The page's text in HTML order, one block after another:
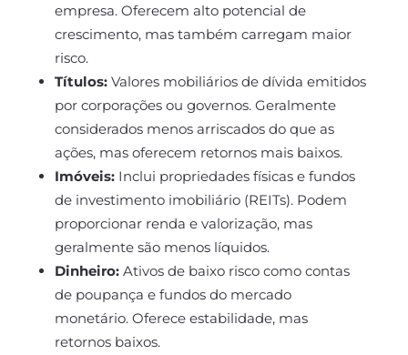
empresa. Oferecem alto potencial de
crescimento, mas também carregam maior
risco.
Títulos: Valores mobiliários de dívida emitidos
por corporações ou governos. Geralmente
considerados menos arriscados do que as
ações, mas oferecem retornos mais baixos.
Imóveis: Inclui propriedades físicas e fundos
de investimento imobiliário (REITs). Podem
proporcionar renda e valorização, mas
geralmente são menos líquidos.
Dinheiro: Ativos de baixo risco como contas
de poupança e fundos do mercado
monetário. Oferece estabilidade, mas
retornos baixos.